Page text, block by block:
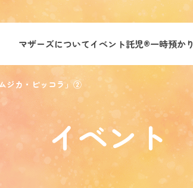
マザーズについてイベント託児®︎一時預かり
ジカ・ピッコラ」②
イベント